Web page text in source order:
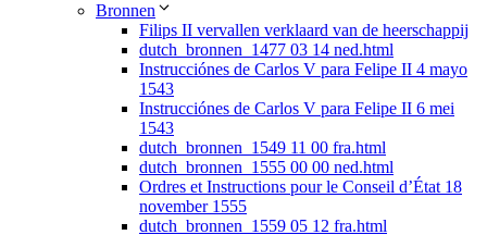
Bronnen
Filips II vervallen verklaard van de heerschappij
dutch_bronnen_1477 03 14 ned.html
Instrucciónes de Carlos V para Felipe II 4 mayo
1543
Instrucciónes de Carlos V para Felipe II 6 mei
1543
dutch_bronnen_1549 11 00 fra.html
dutch_bronnen_1555 00 00 ned.html
Ordres et Instructions pour le Conseil d’État 18
november 1555
dutch_bronnen_1559 05 12 fra.html